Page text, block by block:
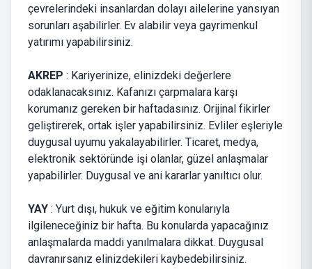
çevrelerindeki insanlardan dolayı ailelerine yansıyan
sorunları aşabilirler. Ev alabilir veya gayrimenkul
yatırımı yapabilirsiniz.
AKREP : Kariyerinize, elinizdeki değerlere
odaklanacaksınız. Kafanızı çarpmalara karşı
korumanız gereken bir haftadasınız. Orijinal fikirler
geliştirerek, ortak işler yapabilirsiniz. Evliler eşleriyle
duygusal uyumu yakalayabilirler. Ticaret, medya,
elektronik sektöründe işi olanlar, güzel anlaşmalar
yapabilirler. Duygusal ve ani kararlar yanıltıcı olur.
YAY : Yurt dışı, hukuk ve eğitim konularıyla
ilgileneceğiniz bir hafta. Bu konularda yapacağınız
anlaşmalarda maddi yanılmalara dikkat. Duygusal
davranırsanız elinizdekileri kaybedebilirsiniz.